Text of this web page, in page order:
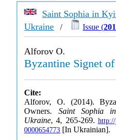
Saint Sophia in
Ukraine / Issue (
Alforov O.
Byzantine Signet
Cite:
Alforov, O. (2014).
Owners. Saint Sophia
Ukraine, 4, 265-269.
0000654773 [In Ukrainian].